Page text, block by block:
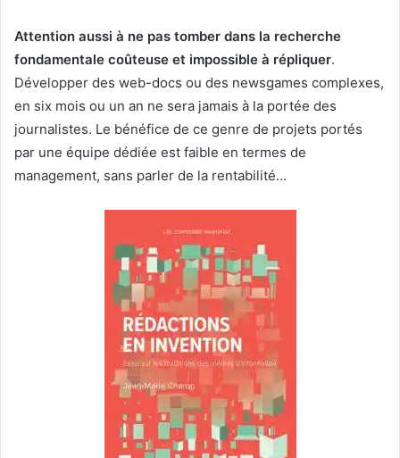
Attention aussi à ne pas tomber dans la recherche
fondamentale coûteuse et impossible à répliquer.
Développer des web-docs ou des newsgames complexes,
en six mois ou un an ne sera jamais à la portée des
journalistes. Le bénéfice de ce genre de projets portés
par une équipe dédiée est faible en termes de
management, sans parler de la rentabilité…